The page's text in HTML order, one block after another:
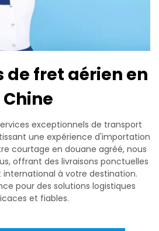
de fret aérien en
Chine
exceptionnels de transport
une expérience d'importation
courtage en douane agréé, nous
offrant des livraisons ponctuelles
à votre destination.
pour des solutions logistiques
et fiables.